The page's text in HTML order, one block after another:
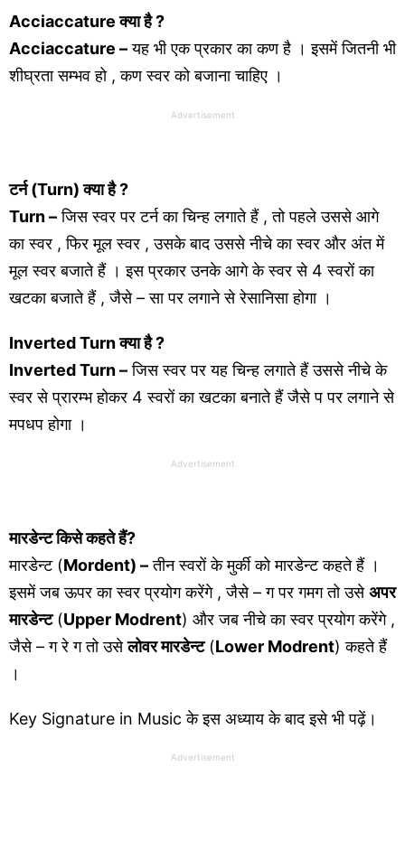
Acciaccatureक्या है ?
Acciaccature –यह भी एक प्रकार का कण है । इसमें जितनी भी
शीघ्रता सम्भव हो , कण स्वर को बजाना चाहिए ।
Advertisement
टर्न (Turn) क्या है ?
Turn –जिस स्वर पर टर्न का चिन्ह लगाते हैं , तो पहले उससे आगे
का स्वर , फिर मूल स्वर , उसके बाद उससे नीचे का स्वर और अंत में
मूल स्वर बजाते हैं । इस प्रकार उनके आगे के स्वर से 4 स्वरों का
खटका बजाते हैं , जैसे – सा पर लगाने से रेसानिसा होगा ।
Inverted Turnक्या है ?
Inverted Turn –जिस स्वर पर यह चिन्ह लगाते हैं उससे नीचे के
स्वर से प्रारम्भ होकर 4 स्वरों का खटका बनाते हैं जैसे प पर लगाने से
मपधप होगा ।
Advertisement
मारडेन्ट किसे कहते हैं?
मारडेन्ट (Mordent) –तीन स्वरों के मुर्की को मारडेन्ट कहते हैं ।
इसमें जब ऊपर का स्वर प्रयोग करेंगे , जैसे – ग पर गमग तो उसेअपर
मारडेन्ट(Upper Modrent) और जब नीचे का स्वर प्रयोग करेंगे ,
जैसे – ग रे ग तो उसेलोवर मारडेन्ट(Lower Modrent) कहते हैं
।
Key Signature in Music के इस अध्याय के बाद इसे भी पढ़ें।
Advertisement